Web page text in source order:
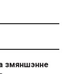
змяншэнне